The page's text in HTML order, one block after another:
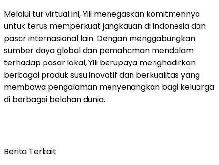
Melalui tur virtual ini, Yili menegaskan komitmennya
untuk terus memperkuat jangkauan di Indonesia dan
pasar internasional lain. Dengan menggabungkan
sumber daya global dan pemahaman mendalam
terhadap pasar lokal, Yili berupaya menghadirkan
berbagai produk susu inovatif dan berkualitas yang
membawa pengalaman menyenangkan bagi keluarga
di berbagai belahan dunia.
Berita Terkait